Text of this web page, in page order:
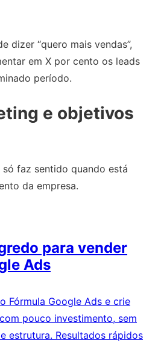
dizer “quero mais vendas”,
em X por cento os leads
período.
e objetivos
só faz sentido quando está
da empresa.
para vender
Ads
Fórmula Google Ads e crie
pouco investimento, sem
estrutura. Resultados rápidos